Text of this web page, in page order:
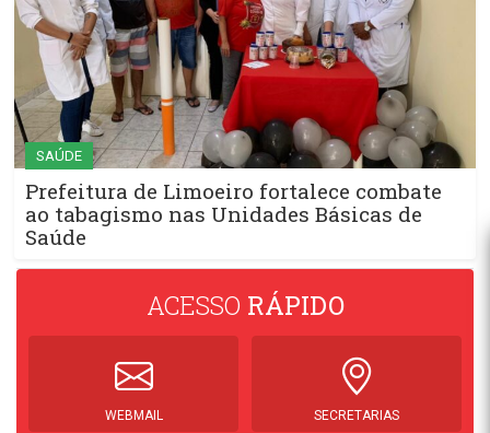
SAÚDE
Prefeitura de Limoeiro fortalece combate
ao tabagismo nas Unidades Básicas de
Saúde
ACESSO RÁPIDO
WEBMAIL SECRETARIAS